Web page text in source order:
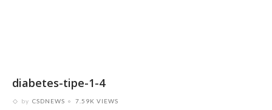
diabetes-tipe-1-4
by CSDNEWS 7.59K VIEWS